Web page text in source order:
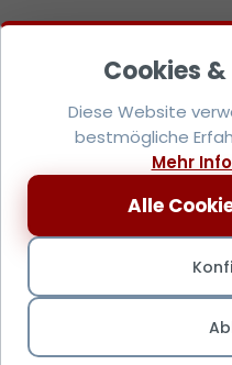
Diese Website
bestmögliche
Mehr
Alle